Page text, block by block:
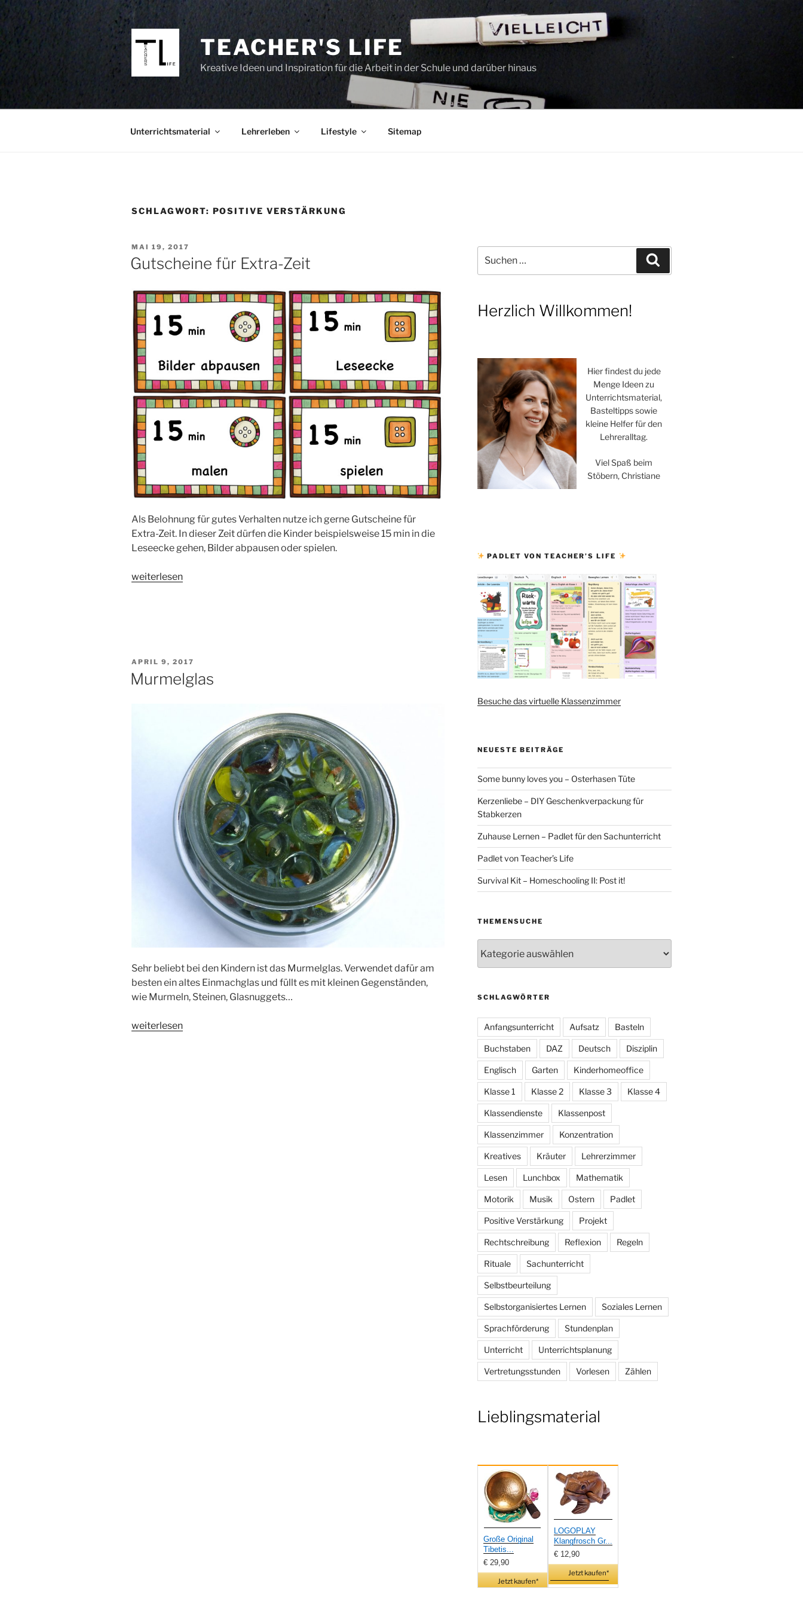
Inhalt
TEACHER'S LIFE
Kreative Ideen und Inspiration für die Arbeit in der Schule und darüber hinaus
Unterrichtsmaterial Lehrerleben Lifestyle Sitemap
SCHLAGWORT: POSITIVE VERSTÄRKUNG
VERÖFFENTLICHT
AM
MAI 19, 2017
Gutscheine für Extra-Zeit
Als Belohnung für gutes Verhalten nutze ich gerne Gutscheine für
Extra-Zeit. In dieser Zeit dürfen die Kinder beispielsweise 15 min in die
Leseecke gehen, Bilder abpausen oder spielen.
„Gutscheine
weiterlesen
VERÖFFENTLICHT
AM
APRIL 9, 2017
Murmelglas
Sehr beliebt bei den Kindern ist das Murmelglas. Verwendet dafür am
besten ein altes Einmachglas und füllt es mit kleinen Gegenständen,
wie Murmeln, Steinen, Glasnuggets…
„Murmelglas“
weiterlesen
nach:
Herzlich Willkommen!
Hier findest du jede
Menge Ideen zu
Unterrichtsmaterial,
Basteltipps sowie
kleine Helfer für den
Lehreralltag.
Viel Spaß beim
Stöbern, Christiane
PADLET VON TEACHER’S LIFE
Besuche das virtuelle Klassenzimmer
NEUESTE BEITRÄGE
Some bunny loves you – Osterhasen Tüte
Kerzenliebe – DIY Geschenkverpackung für
Stabkerzen
Zuhause Lernen – Padlet für den Sachunterricht
Padlet von Teacher’s Life
Survival Kit – Homeschooling II: Post it!
THEMENSUCHE
SCHLAGWÖRTER
Anfangsunterricht Aufsatz Basteln
Buchstaben DAZ Deutsch Disziplin
Englisch Garten Kinderhomeoffice
Klasse 1 Klasse 2 Klasse 3 Klasse 4
Klassendienste Klassenpost
Klassenzimmer Konzentration
Kreatives Kräuter Lehrerzimmer
Lesen Lunchbox Mathematik
Motorik Musik Ostern Padlet
Positive Verstärkung Projekt
Rechtschreibung Reflexion Regeln
Rituale Sachunterricht
Selbstbeurteilung
Selbstorganisiertes Lernen Soziales Lernen
Sprachförderung Stundenplan
Unterricht Unterrichtsplanung
Vertretungsstunden Vorlesen Zählen
Lieblingsmaterial
Große Original
Tibetis...
€ 29,90
Jetzt kaufen*
LOGOPLAY
Klangfrosch Gr...
€ 12,90
Jetzt kaufen*